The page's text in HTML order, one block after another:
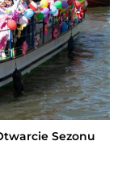
Sezonu